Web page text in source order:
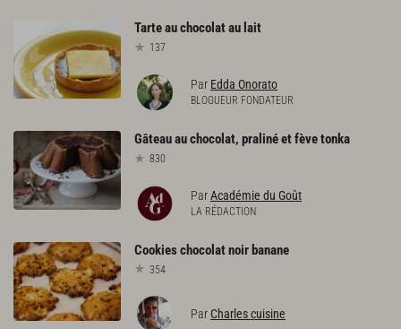
Tarteauchocolatau lait
137
Par Edda Onorato
BLOGUEUR FONDATEUR
Gâteauauchocolat, pralinéetfèvetonka
830
ParAcadémie du Goût
LA RÉDACTION
Cookieschocolatnoir banane
354
Par Charles cuisine